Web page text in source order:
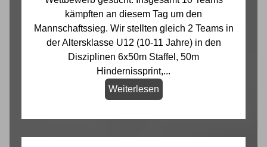
kämpften an diesem Tag um den
Mannschaftssieg. Wir stellten gleich 2 Teams in
der Altersklasse U12 (10-11 Jahre) in den
Disziplinen 6x50m Staffel, 50m
Hindernissprint,...
Weiterlesen